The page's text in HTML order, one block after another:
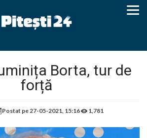
Borta, tur de
forță
Postat pe27-05-2021, 15:16 1,781